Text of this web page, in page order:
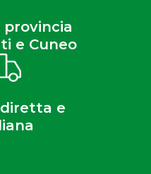
e Cuneo
e